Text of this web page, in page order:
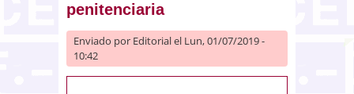
penitenciaria
Enviado por Editorialel Lun, 01/07/2019 -
10:42